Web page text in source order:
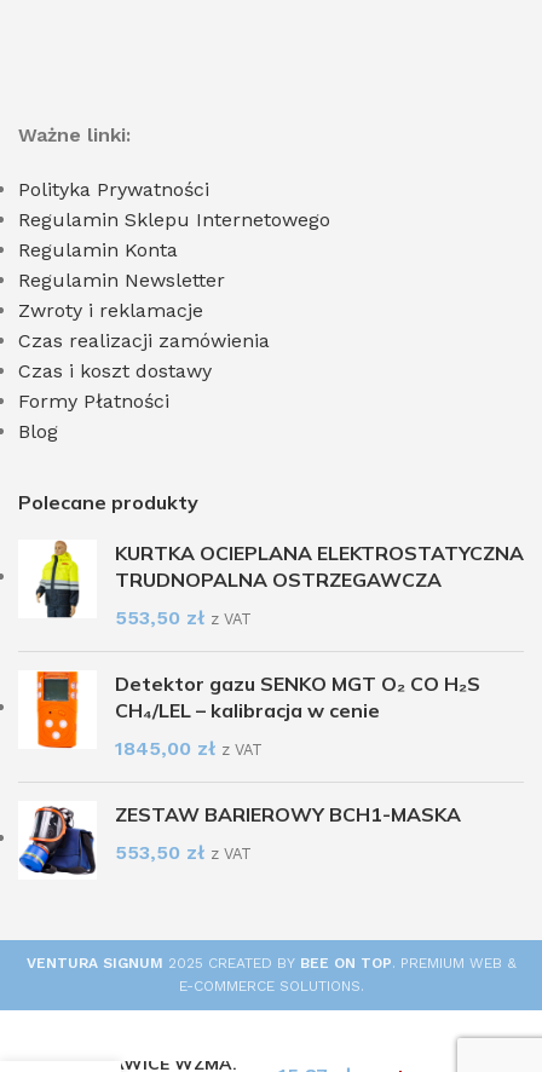
Ważne linki:
Polityka Prywatności
Regulamin Sklepu Internetowego
Regulamin Konta
Regulamin Newsletter
Zwroty i reklamacje
Czas realizacji zamówienia
Czas i koszt dostawy
Formy Płatności
Blog
Polecane produkty
KURTKA OCIEPLANA ELEKTROSTATYCZNA
TRUDNOPALNA OSTRZEGAWCZA
553,50 zł z VAT
Detektor gazu SENKO MGT O₂ CO H₂S
CH₄/LEL – kalibracja w cenie
1845,00 zł z VAT
ZESTAW BARIEROWY BCH1-MASKA
553,50 zł z VAT
VENTURA SIGNUM 2025 CREATED BY BEE ON TOP. PREMIUM WEB &
E-COMMERCE SOLUTIONS.
RĘKAWICE WZMA.